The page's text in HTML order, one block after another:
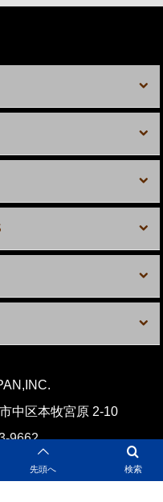
中区本牧宮原 2-10
9662
検索
先頭へ